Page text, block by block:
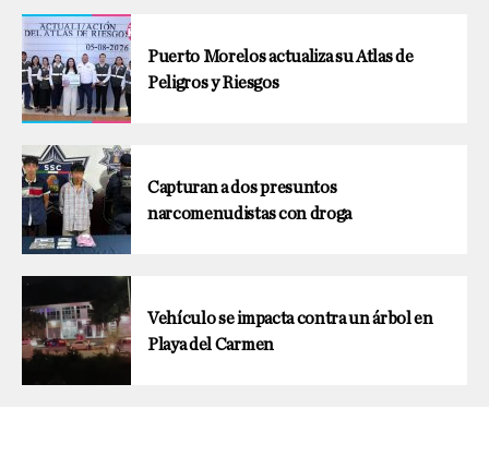
Puerto Morelos actualiza su Atlas de
Peligros y Riesgos
Capturan a dos presuntos
narcomenudistas con droga
Vehículo se impacta contra un árbol en
Playa del Carmen